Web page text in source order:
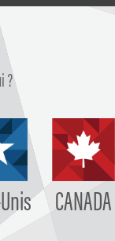
?
CANADA
Apprendre
et politiques